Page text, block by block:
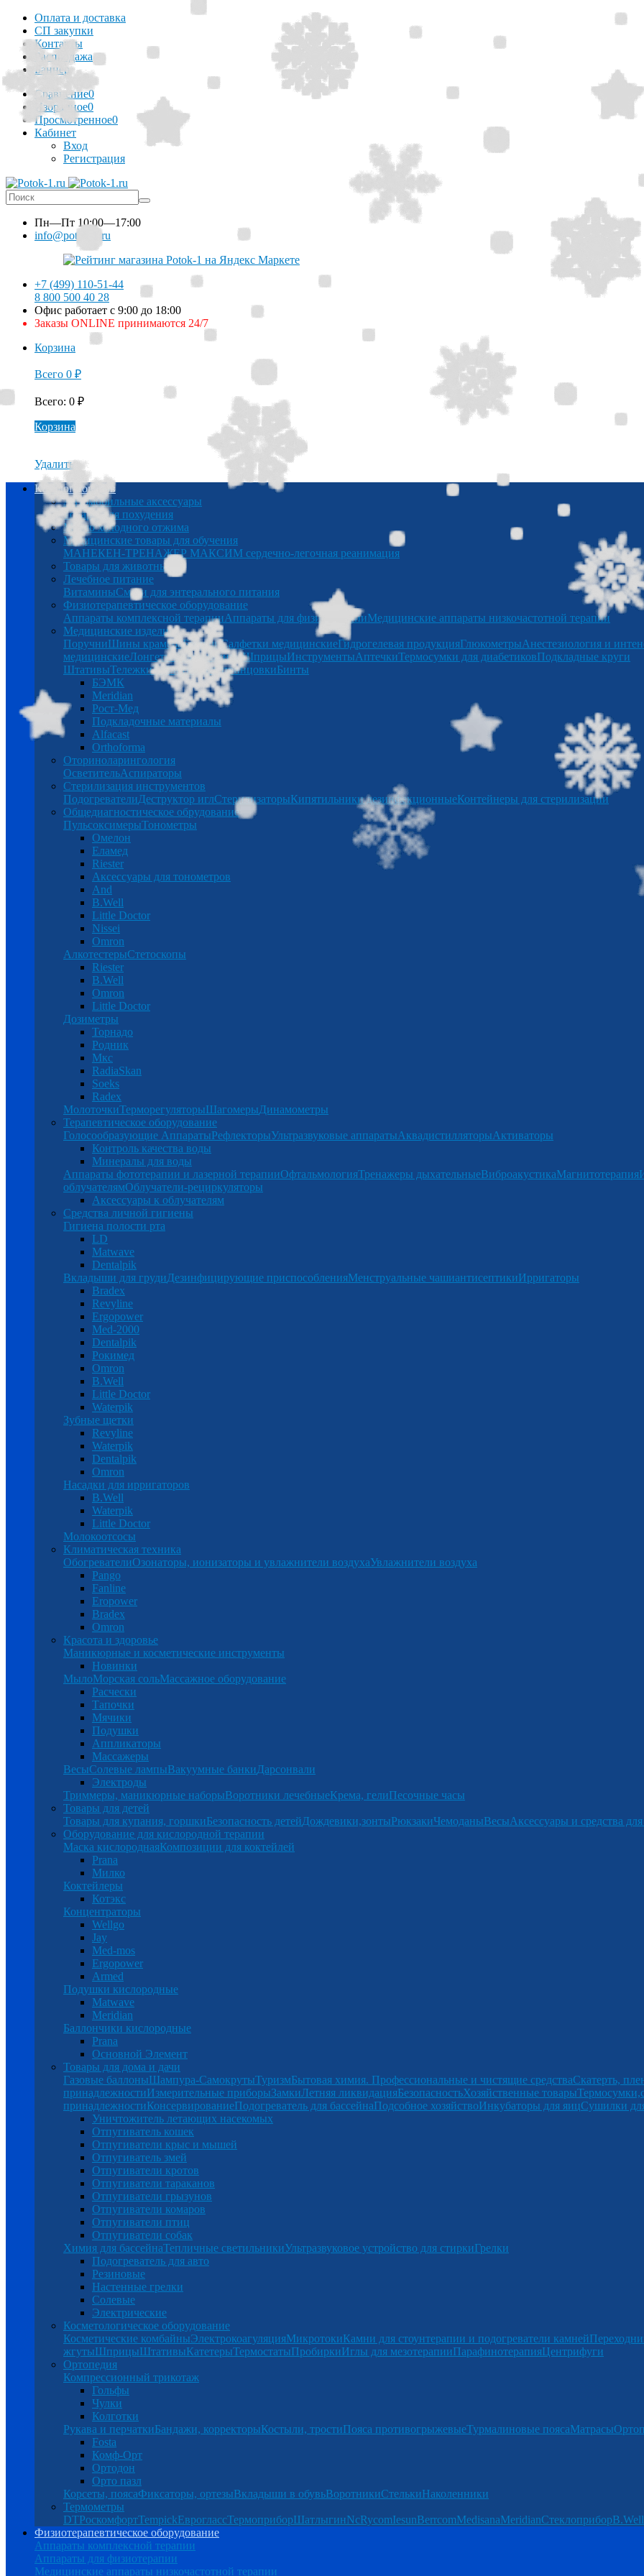
Оплата и доставка
СП закупки
Контакты
Распродажа
Баннер
Сравнение0
Избранное0
Просмотренное0
Кабинет
Вход
Регистрация
Пн—Пт 10:00—17:00
info@potok-1.ru
+7 (499) 110-51-44
8 800 500 40 28
Офис работает с 9:00 до 18:00
Заказы ONLINE принимаются 24/7
Корзина
Всего 0 ₽
Всего: 0 ₽
Корзина
Удалить
Каталог товаров
Автомобильные аксессуары
Товары для похудения
Масло холодного отжима
Медицинские товары для обучения
МАНЕКЕН-ТРЕНАЖЕР МАКСИМ сердечно-легочная реанимация
Товары для животных
Лечебное питание
ВитаминыСмеси для энтерального питания
Физиотерапевтическое оборудование
Аппараты комплексной терапииАппараты для физиотерапииМедицинские аппараты низкочастотной терапии
Медицинские изделия
ПоручниШины крамераБерушиСалфетки медицинскиеГидрогелевая продукцияГлюкометрыАнестезиология и
медицинскиеЛонгетыХалатыБинтыШприцыИнструментыАптечкиТермосумки для диабетиковПодкладные круги
ШтативыТележкиТаблетницыСпринцовкиБинты
БЭМК
Meridian
Рост-Мед
Подкладочные материалы
Alfacast
Orthoforma
Оториноларингология
ОсветительАспираторы
Стерилизация инструментов
ПодогревателиДеструктор иглСтерилизаторыКипятильники дезинфекционныеКонтейнеры для стерилизации
Общедиагностическое обрудование
ПульсоксимерыТонометры
Омелон
Еламед
Riester
Аксессуары для тонометров
And
B.Well
Little Doctor
Nissei
Omron
АлкотестерыСтетоскопы
Riester
B.Well
Omron
Little Doctor
Дозиметры
Торнадо
Родник
Мкс
RadiaSkan
Soeks
Radex
МолоточкиТерморегуляторыШагомерыДинамометры
Терапевтическое оборудование
Голосообразующие АппаратыРефлекторыУльтразвуковые аппаратыАквадистилляторыАктиваторы
Контроль качества воды
Минералы для воды
Аппараты фототерапии и лазерной терапииОфтальмологияТренажеры дыхательныеВиброакустикаМагнитотерапия
облучателямОблучатели-рециркуляторы
Аксессуары к облучателям
Средства личной гигиены
Гигиена полости рта
LD
Matwave
Dentalpik
Вкладыши для грудиДезинфицирующие приспособленияМенструальные чашиантисептикиИрригаторы
Bradex
Revyline
Ergopower
Med-2000
Dentalpik
Рокимед
Omron
B.Well
Little Doctor
Waterpik
Зубные щетки
Revyline
Waterpik
Dentalpik
Omron
Насадки для ирригаторов
B.Well
Waterpik
Little Doctor
Молокоотсосы
Климатическая техника
ОбогревателиОзонаторы, ионизаторы и увлажнители воздухаУвлажнители воздуха
Pango
Fanline
Eropower
Bradex
Omron
Красота и здоровье
Маникюрные и косметические инструменты
Новинки
МылоМорская сольМассажное оборудование
Расчески
Тапочки
Мячики
Подушки
Аппликаторы
Массажеры
ВесыСолевые лампыВакуумные банкиДарсонвали
Электроды
Триммеры, маникюрные наборыВоротники лечебныеКрема, гелиПесочные часы
Товары для детей
Товары для купания, горшкиБезопасность детейДождевики,зонтыРюкзакиЧемоданыВесыАксессуары и средства
Оборудование для кислородной терапии
Маска кислороднаяКомпозиции для коктейлей
Prana
Милко
Коктейлеры
Котэкс
Концентраторы
Wellgo
Jay
Med-mos
Ergopower
Armed
Подушки кислородные
Matwave
Meridian
Баллончики кислородные
Prana
Основной Элемент
Товары для дома и дачи
Газовые баллоныШампура-СамокрутыТуризмБытовая химия. Профессиональные и чистящие средстваСкатерть,
принадлежностиИзмерительные приборыЗамкиЛетняя ликвидацияБезопасностьХозяйственные товары
принадлежностиКонсервированиеПодогреватель для бассейнаПодсобное хозяйствоИнкубаторы для яицСушилки
Уничтожитель летающих насекомых
Отпугиватель кошек
Отпугиватели крыс и мышей
Отпугиватель змей
Отпугиватели кротов
Отпугиватели тараканов
Отпугиватели грызунов
Отпугиватели комаров
Отпугиватели птиц
Отпугиватели собак
Химия для бассейнаТепличные светильникиУльтразвуковое устройство для стиркиГрелки
Подогреватель для авто
Резиновые
Настенные грелки
Солевые
Электрические
Косметологическое оборудование
Косметические комбайныЭлектрокоагуляцияМикротокиКамни для стоунтерапии и подогреватели камней
жгутыШприцыШтативыКатетерыТермостатыПробиркиИглы для мезотерапииПарафинотерапияЦентрифуги
Ортопедия
Компрессионный трикотаж
Гольфы
Чулки
Колготки
Рукава и перчаткиБандажи, корректорыКостыли, тростиПояса противогрыжевыеТурмалиновые поясаМатрасы
Fosta
Комф-Орт
Ортодон
Орто пазл
Корсеты, поясаФиксаторы, ортезыВкладыши в обувьВоротникиСтелькиНаколенники
Термометры
DTРоскомфортTempickЕвроглассТермоприборШатлыгинNcRycomIesunBerrcomMedisanaMeridianСтеклоприборB.Well
Физиотерапевтическое оборудование
Аппараты комплексной терапии
Аппараты для физиотерапии
Медицинские аппараты низкочастотной терапии